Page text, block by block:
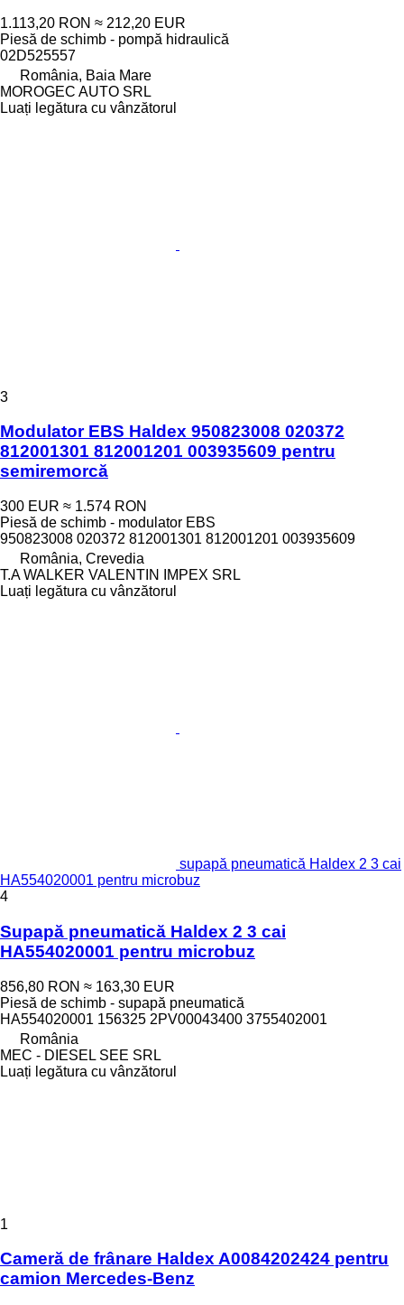
1.113,20 RON ≈ 212,20 EUR
Piesă de schimb - pompă hidraulică
02D525557
România, Baia Mare
MOROGEC AUTO SRL
Luați legătura cu vânzătorul
3
Modulator EBS Haldex 950823008 020372
812001301 812001201 003935609 pentru
semiremorcă
300 EUR ≈ 1.574 RON
Piesă de schimb - modulator EBS
950823008 020372 812001301 812001201 003935609
România, Crevedia
T.A WALKER VALENTIN IMPEX SRL
Luați legătura cu vânzătorul
supapă pneumatică Haldex 2 3 cai
HA554020001 pentru microbuz
4
Supapă pneumatică Haldex 2 3 cai
HA554020001 pentru microbuz
856,80 RON ≈ 163,30 EUR
Piesă de schimb - supapă pneumatică
HA554020001 156325 2PV00043400 3755402001
România
MEC - DIESEL SEE SRL
Luați legătura cu vânzătorul
1
Cameră de frânare Haldex A0084202424 pentru
camion Mercedes-Benz